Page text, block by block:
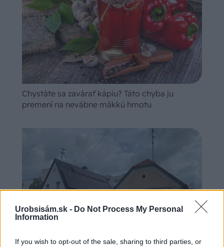
Urobsisám.sk - Do Not Process My Personal
Information
If you wish to opt-out of the sale, sharing to third parties, or
Chystáte sa zavárať kápiu? Táto chyba ju
premení na nevábne mäkkú hmotu